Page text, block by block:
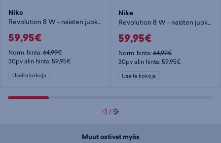
Nike
Revolution 8 W - naisten juoksukengät
59,95€
Norm. hinta:64,99€
30pv alin hinta: 59,95€
Useita kokoja
Nike
Revolution 8 W - naisten juoksukengät
59,95€
Norm. hinta:64,99€
30pv alin hinta: 59,95€
Useita kokoja
1 /5
Muut ostivat myös